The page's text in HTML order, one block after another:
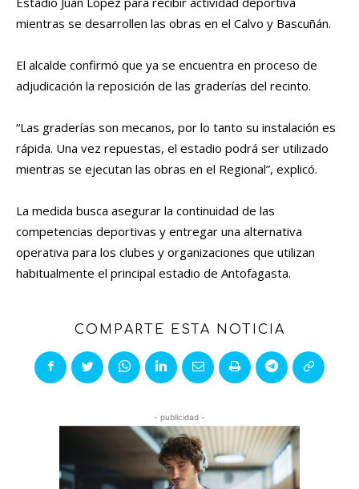
mientras se desarrollen las obras en el Calvo y Bascuñán.
El alcalde confirmó que ya se encuentra en proceso de
adjudicación la reposición de las graderías del recinto.
“Las graderías son mecanos, por lo tanto su instalación es
rápida. Una vez repuestas, el estadio podrá ser utilizado
mientras se ejecutan las obras en el Regional”, explicó.
La medida busca asegurar la continuidad de las
competencias deportivas y entregar una alternativa
operativa para los clubes y organizaciones que utilizan
habitualmente el principal estadio de Antofagasta.
COMPARTE ESTA NOTICIA
- publicidad -